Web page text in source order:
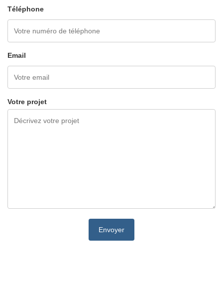
Téléphone
Email
Votre projet